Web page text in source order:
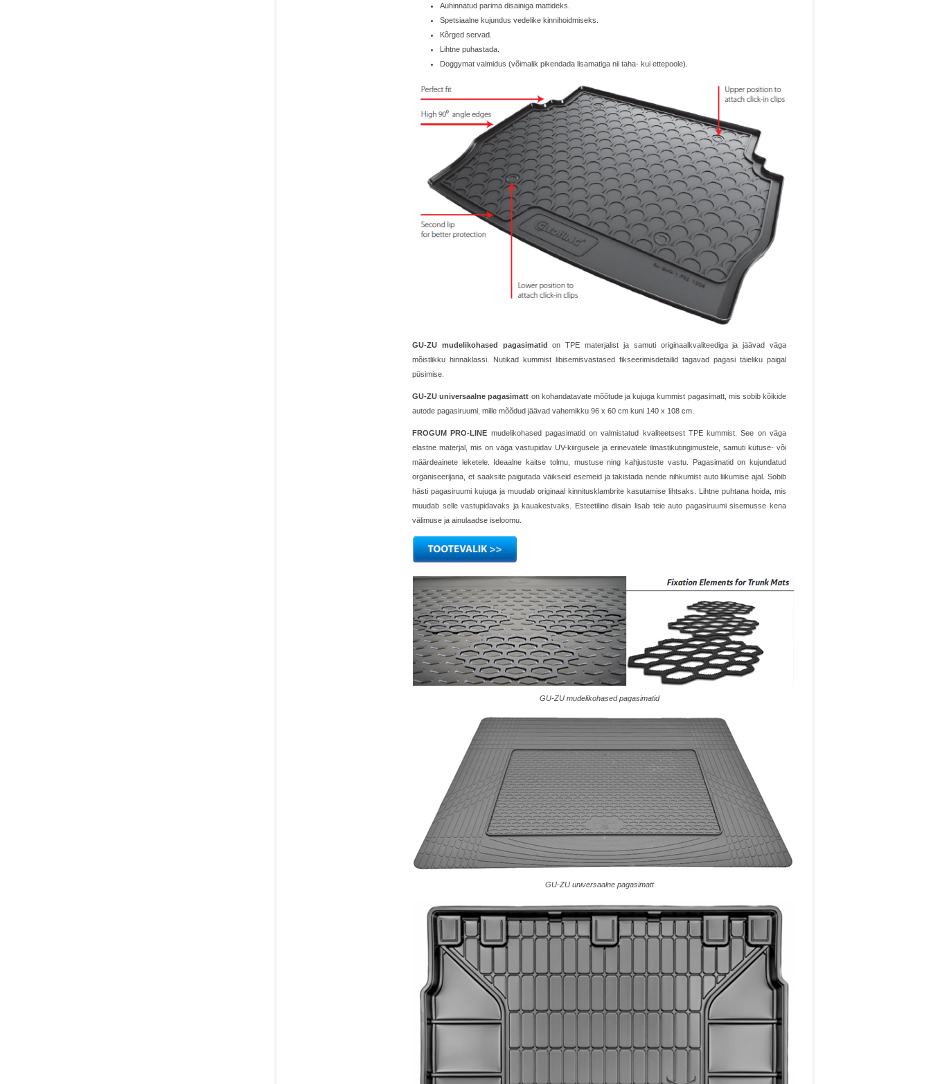
Auhinnatud parima disainiga mattideks.
Spetsiaalne kujundus vedelike kinnihoidmiseks.
Kõrged servad.
Lihtne puhastada.
Doggymat valmidus (võimalik pikendada lisamatiga nii taha- kui ettepoole).
GU-ZU mudelikohased pagasimatid on TPE materjalist ja samuti originaalkvaliteediga ja jäävad väga
mõistlikku hinnaklassi. Nutikad kummist libisemisvastased fikseerimisdetailid tagavad pagasi täieliku paigal
püsimise.
GU-ZU universaalne pagasimatt on kohandatavate mõõtude ja kujuga kummist pagasimatt, mis sobib kõikide
autode pagasiruumi, mille mõõdud jäävad vahemikku 96 x 60 cm kuni 140 x 108 cm.
FROGUM PRO-LINE mudelikohased pagasimatid on valmistatud kvaliteetsest TPE kummist. See on väga
elastne materjal, mis on väga vastupidav UV-kiirgusele ja erinevatele ilmastikutingimustele, samuti kütuse- või
määrdeainete leketele. Ideaalne kaitse tolmu, mustuse ning kahjustuste vastu. Pagasimatid on kujundatud
organiseerijana, et saaksite paigutada väikseid esemeid ja takistada nende nihkumist auto liikumise ajal. Sobib
hästi pagasiruumi kujuga ja muudab originaal kinnitusklambrite kasutamise lihtsaks. Lihtne puhtana hoida, mis
muudab selle vastupidavaks ja kauakestvaks. Esteetiline disain lisab teie auto pagasiruumi sisemusse kena
välimuse ja ainulaadse iseloomu.
GU-ZU mudelikohased pagasimatid
GU-ZU universaalne pagasimatt